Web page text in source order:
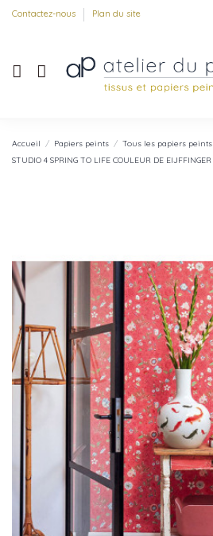
Contactez-nous Plan du site
Accueil Papiers peints Tous les papiers peints
STUDIO 4 SPRING TO LIFE COULEUR DE EIJFFINGER